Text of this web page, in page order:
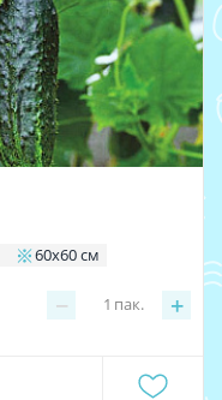
60х60 см
− +
1 пак.